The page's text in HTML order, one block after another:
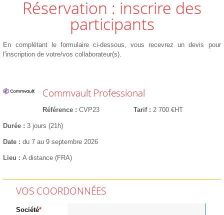
Réservation : inscrire des
participants
En complétant le formulaire ci-dessous, vous recevrez un devis pour
l'inscription de votre/vos collaborateur(s).
Commvault Professional
Référence CVP23 Tarif 2 700 €HT
Durée 3 jours (21h)
Date du 7 au 9 septembre 2026
Lieu A distance (FRA)
VOS COORDONNÉES
Société